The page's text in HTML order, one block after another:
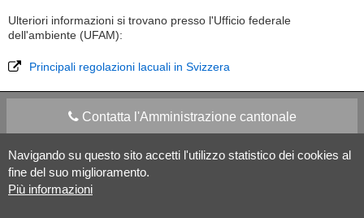
Navigando su questo sito accetti l'utilizzo statistico dei cookies al
fine del suo miglioramento.
Più informazioni
Ulteriori informazioni si trovano presso l'Ufficio federale
dell'ambiente (UFAM):
Principali regolazioni lacuali in Svizzera
Contatta l'Amministrazione cantonale
Apps Mobile Social media